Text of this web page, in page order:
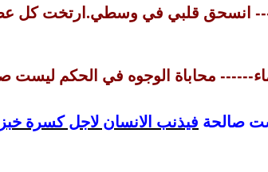
انسحق قلبي في
------ محاباة الوجوه في الحكم ليست
فيذنب الانسان لاجل كسرة خبز